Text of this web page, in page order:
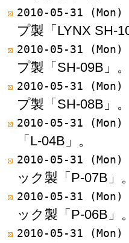
2010-05-31
プ製「LYNX SH-
2010-05-31
プ製「SH-09B」。
2010-05-31
プ製「SH-08B」。
2010-05-31
「L-04B」。
2010-05-31
ック製「P-07B」。
2010-05-31
ック製「P-06B」。
2010-05-31